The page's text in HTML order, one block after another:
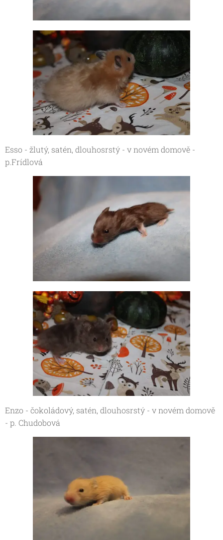
Esso - žlutý, satén, dlouhosrstý - v novém domově -
p.Frídlová
Enzo - čokoládový, satén, dlouhosrstý - v novém domově
- p. Chudobová